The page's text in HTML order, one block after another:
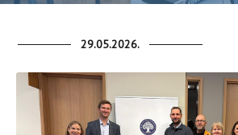
29.05.2026.